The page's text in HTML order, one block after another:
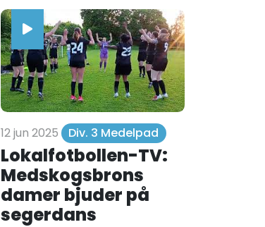
12 jun 2025 Div. 3 Medelpad
Lokalfotbollen-TV:
Medskogsbrons
damer bjuder på
segerdans